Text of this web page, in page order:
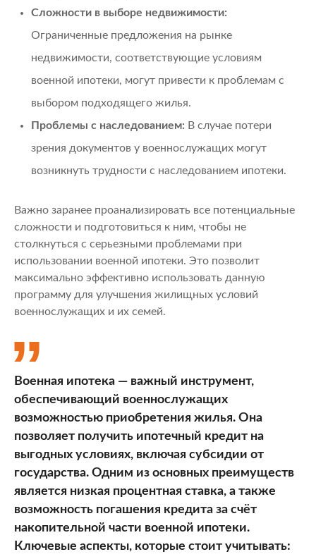
Сложности в выборе недвижимости:
Ограниченные предложения на рынке
недвижимости, соответствующие условиям
военной ипотеки, могут привести к проблемам с
выбором подходящего жилья.
Проблемы с наследованием: В случае потери
зрения документов у военнослужащих могут
возникнуть трудности с наследованием ипотеки.
Важно заранее проанализировать все потенциальные
сложности и подготовиться к ним, чтобы не
столкнуться с серьезными проблемами при
использовании военной ипотеки. Это позволит
максимально эффективно использовать данную
программу для улучшения жилищных условий
военнослужащих и их семей.
Военная ипотека — важный инструмент,
обеспечивающий военнослужащих
возможностью приобретения жилья. Она
позволяет получить ипотечный кредит на
выгодных условиях, включая субсидии от
государства. Одним из основных преимуществ
является низкая процентная ставка, а также
возможность погашения кредита за счёт
накопительной части военной ипотеки.
Ключевые аспекты, которые стоит учитывать: